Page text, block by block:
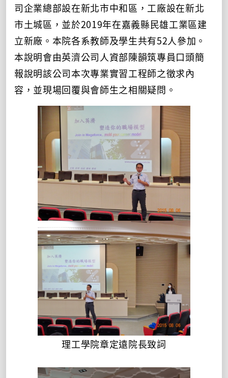
司企業總部設在新北市中和區，工廠設在新北
市土城區，並於2019年在嘉義縣民雄工業區建
立新廠。本院各系教師及學生共有52人參加。
本說明會由英濟公司人資部陳韻筑專員口頭簡
報說明該公司本次專業實習工程師之徵求內
容，並現場回覆與會師生之相關疑問。
理工學院章定遠院長致詞